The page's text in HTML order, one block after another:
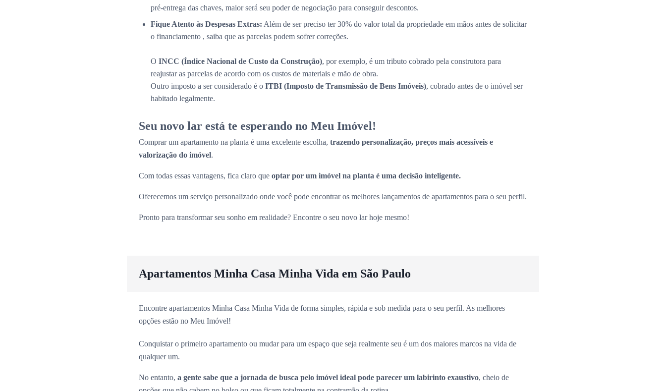
pré-entrega das chaves, maior será seu poder de negociação para conseguir descontos.
Fique Atento às Despesas Extras: Além de ser preciso ter 30% do valor total da propriedade em mãos antes de solicitar
o financiamento , saiba que as parcelas podem sofrer correções.
O INCC (Índice Nacional de Custo da Construção), por exemplo, é um tributo cobrado pela construtora para
reajustar as parcelas de acordo com os custos de materiais e mão de obra.
Outro imposto a ser considerado é o ITBI (Imposto de Transmissão de Bens Imóveis), cobrado antes de o imóvel ser
habitado legalmente.
Seu novo lar está te esperando no Meu Imóvel!
Comprar um apartamento na planta é uma excelente escolha, trazendo personalização, preços mais acessíveis e
valorização do imóvel.
Com todas essas vantagens, fica claro que optar por um imóvel na planta é uma decisão inteligente.
Oferecemos um serviço personalizado onde você pode encontrar os melhores lançamentos de apartamentos para o seu perfil.
Pronto para transformar seu sonho em realidade? Encontre o seu novo lar hoje mesmo!
Apartamentos Minha Casa Minha Vida em São Paulo
Encontre apartamentos Minha Casa Minha Vida de forma simples, rápida e sob medida para o seu perfil. As melhores
opções estão no Meu Imóvel!
Conquistar o primeiro apartamento ou mudar para um espaço que seja realmente seu é um dos maiores marcos na vida de
qualquer um.
No entanto, a gente sabe que a jornada de busca pelo imóvel ideal pode parecer um labirinto exaustivo, cheio de